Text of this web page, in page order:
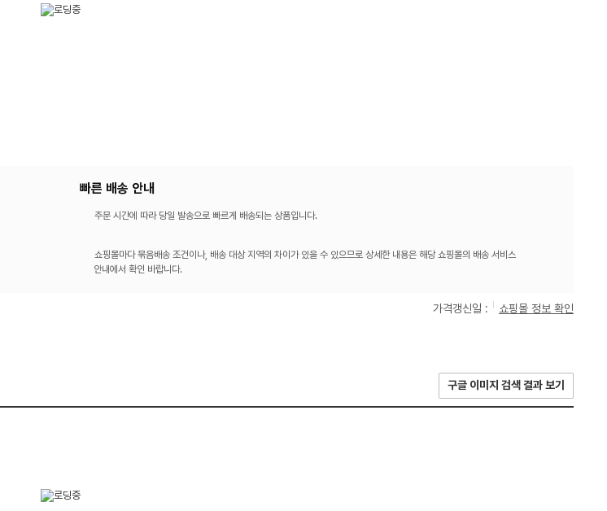
빠른 배송 안내
주문 시간에 따라 당일 발송으로 빠르게 배송되는 상품입니다.
쇼핑몰마다 묶음배송 조건이나, 배송 대상 지역의 차이가 있을 수 있으므로 상세한 내용은 해당 쇼핑몰의 배송 서비스
안내에서 확인 바랍니다.
가격갱신일 : 쇼핑몰 정보 확인
구글 이미지 검색 결과 보기